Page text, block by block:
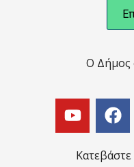
Ο Δήμος